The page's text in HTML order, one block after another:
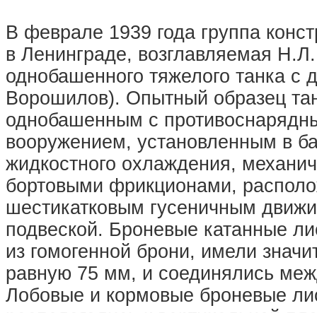
В феврале 1939 года группа
в Ленинграде, возглавляемая
однобашенного тяжелого танка с
Ворошилов). Опытный образец
однобашенным с
вооружением, установленным в
жидкостного охлаждения,
бортовыми фрикционами,
шестикатковым гусеничным
подвеской. Броневые катанные
из гомогенной брони, имели
равную 75 мм, и соединялись
Лобовые и кормовые броневые